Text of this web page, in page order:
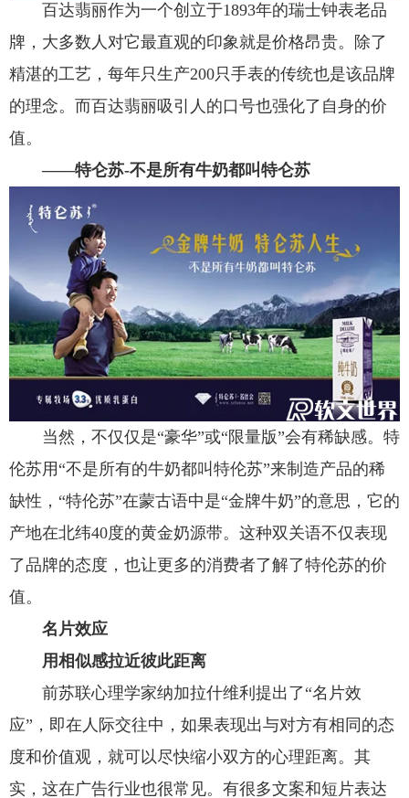
百达翡丽作为一个创立于1893年的瑞士钟表老品
牌，大多数人对它最直观的印象就是价格昂贵。除了
精湛的工艺，每年只生产200只手表的传统也是该品牌
的理念。而百达翡丽吸引人的口号也强化了自身的价
值。
——特仑苏-不是所有牛奶都叫特仑苏
当然，不仅仅是“豪华”或“限量版”会有稀缺感。特
伦苏用“不是所有的牛奶都叫特伦苏”来制造产品的稀
缺性，“特伦苏”在蒙古语中是“金牌牛奶”的意思，它的
产地在北纬40度的黄金奶源带。这种双关语不仅表现
了品牌的态度，也让更多的消费者了解了特伦苏的价
值。
名片效应
用相似感拉近彼此距离
前苏联心理学家纳加拉什维利提出了“名片效
应”，即在人际交往中，如果表现出与对方有相同的态
度和价值观，就可以尽快缩小双方的心理距离。其
实，这在广告行业也很常见。有很多文案和短片表达